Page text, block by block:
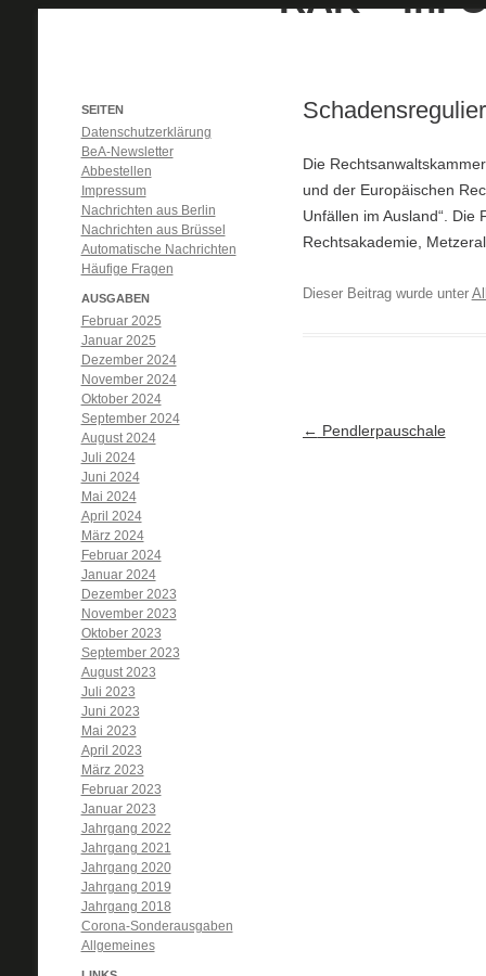
Die
und der Europäischen
Unfällen im Ausland“.
Rechtsakademie,
Dieser Beitrag wurde unter
Artikel-Navigation
← Pendlerpauschale
SEITEN
Datenschutzerklärung
BeA-Newsletter
Abbestellen
Impressum
Nachrichten aus Berlin
Nachrichten aus Brüssel
Automatische Nachrichten
Häufige Fragen
AUSGABEN
Februar 2025
Januar 2025
Dezember 2024
November 2024
Oktober 2024
September 2024
August 2024
Juli 2024
Juni 2024
Mai 2024
April 2024
März 2024
Februar 2024
Januar 2024
Dezember 2023
November 2023
Oktober 2023
September 2023
August 2023
Juli 2023
Juni 2023
Mai 2023
April 2023
März 2023
Februar 2023
Januar 2023
Jahrgang 2022
Jahrgang 2021
Jahrgang 2020
Jahrgang 2019
Jahrgang 2018
Corona-Sonderausgaben
Allgemeines